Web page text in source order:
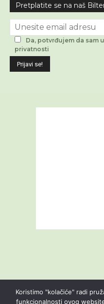
Pretplatite se na naš
Da, potvrđujem da sam
privatnosti
Koristimo "kolačiće" radi
funkcionalnosti ovog